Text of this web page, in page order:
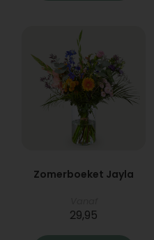
Zomerboeket Jayla
29,95